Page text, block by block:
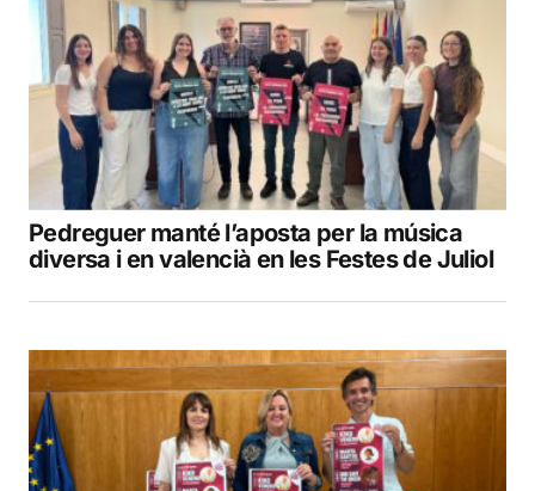
Pedreguer manté l’aposta per la música
diversa i en valencià en les Festes de Juliol